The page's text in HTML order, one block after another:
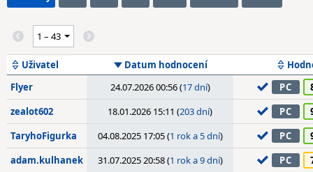
Uživatel Datum hodnocení
Flyer
24.07.2026 00:56 (17 dní) PC
zealot602 18.01.2026 15:11 (203 dní) PC
TaryhoFigurka 04.08.2025 17:05 (1 rok a 5 dní) PC
adam.kulhanek 31.07.2025 20:58 (1 rok a 9 dní) PC